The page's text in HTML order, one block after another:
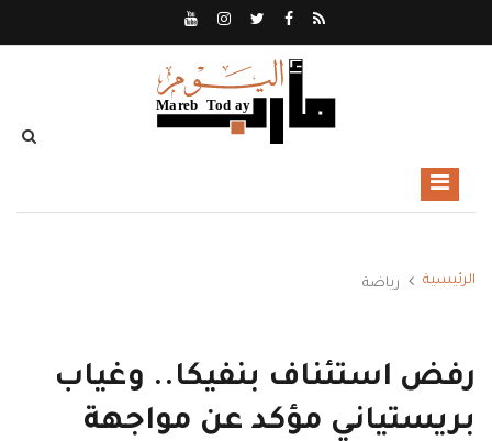
الرئيسية رياضة
رفض استئناف بنفيكا.. وغياب
بريستياني مؤكد عن مواجهة